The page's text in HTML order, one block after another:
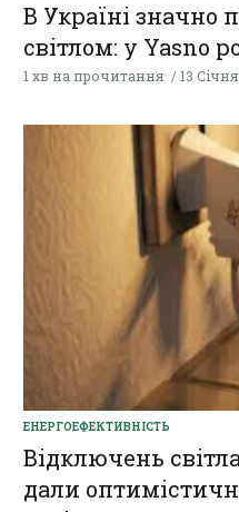
В Україні значно
світлом: у Yasno
1 хв на прочитання 13
ЕНЕРГОЕФЕКТИВНІСТЬ
Відключень
дали